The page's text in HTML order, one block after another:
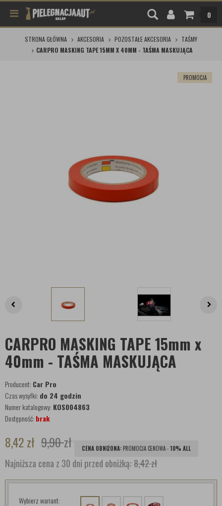
0
STRONA GŁÓWNA AKCESORIA POZOSTAŁE AKCESORIA
TAŚMY
CARPRO MASKING TAPE 15MM X 40MM - TAŚMA MASKUJĄCA
PROMOCJA
CARPRO MASKING TAPE 15mm x
40mm - TAŚMA MASKUJĄCA
Producent: Car Pro
Czas wysyłki: do 24 godzin
Numer katalogowy: KOS004863
Dostępność: brak
8,42zł 9,90zł CENA OBNIŻONA: PROMOCJA CENOWA -10% ALL
Najniższa cena z 30 dni przed obniżką:8,42 zł
Wybierz wariant: